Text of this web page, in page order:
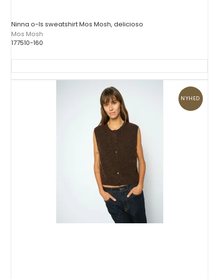
Ninna o-ls sweatshirt Mos Mosh, delicioso
Mos Mosh
177510-160
NYHED